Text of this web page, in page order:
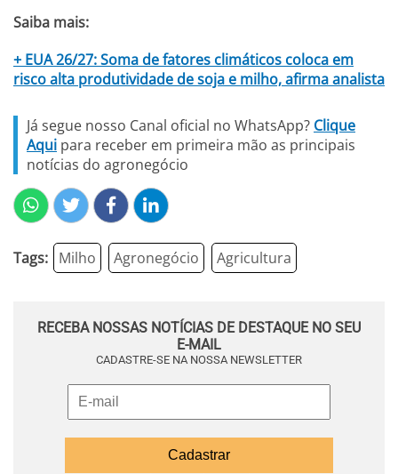
Saiba mais:
+ EUA 26/27: Soma de fatores climáticos coloca em
risco alta produtividade de soja e milho, afirma analista
Já segue nosso Canal oficial no WhatsApp? Clique
Aqui para receber em primeira mão as principais
notícias do agronegócio
Tags: Milho Agronegócio Agricultura
RECEBA NOSSAS NOTÍCIAS DE DESTAQUE NO SEU
E-MAIL
CADASTRE-SE NA NOSSA NEWSLETTER